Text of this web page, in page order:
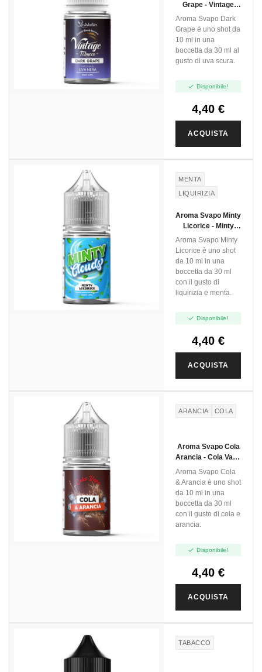
Grape - Vintage
Tobacco - Mini Shot
10ml
Aroma Svapo Dark
Grape è uno shot da
10 ml in una
boccetta da 30 ml al
gusto di uva scura.
 Disponibile!
4,40 €
ACQUISTA
MENTA
LIQUIRIZIA
Aroma Svapo Minty
Licorice - Minty
Clouds - Mini Shot
10ml
Aroma Svapo Minty
Licorice è uno shot
da 10 ml in una
boccetta da 30 ml
con il gusto di
liquirizia e menta.
 Disponibile!
4,40 €
ACQUISTA
ARANCIA COLA
Aroma Svapo Cola
Arancia - Cola Vape
- Mini Shot 10ml
Aroma Svapo Cola
& Arancia è uno shot
da 10 ml in una
boccetta da 30 ml
con il gusto di cola e
arancia.
 Disponibile!
4,40 €
ACQUISTA
TABACCO